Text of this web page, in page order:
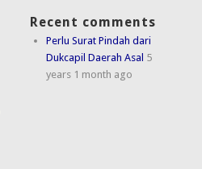
Recent comments
Perlu Surat Pindah dari
Dukcapil Daerah Asal 5
years 1 month ago